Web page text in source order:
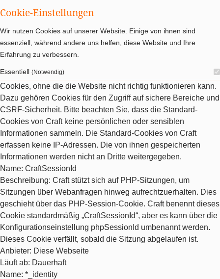
Cookie-Einstellungen
Wir nutzen Cookies auf unserer Website. Einige von ihnen sind
essenziell, während andere uns helfen, diese Website und Ihre
Erfahrung zu verbessern.
Essentiell (Notwendig)
Cookies, ohne die die Website nicht richtig funktionieren kann.
Dazu gehören Cookies für den Zugriff auf sichere Bereiche und
CSRF-Sicherheit. Bitte beachten Sie, dass die Standard-
Cookies von Craft keine persönlichen oder sensiblen
Informationen sammeln. Die Standard-Cookies von Craft
erfassen keine IP-Adressen. Die von ihnen gespeicherten
Informationen werden nicht an Dritte weitergegeben.
Name: CraftSessionId
Beschreibung: Craft stützt sich auf PHP-Sitzungen, um
Sitzungen über Webanfragen hinweg aufrechtzuerhalten. Dies
geschieht über das PHP-Session-Cookie. Craft benennt dieses
Cookie standardmäßig „CraftSessionId“, aber es kann über die
Konfigurationseinstellung phpSessionId umbenannt werden.
Dieses Cookie verfällt, sobald die Sitzung abgelaufen ist.
Anbieter: Diese Webseite
Läuft ab: Dauerhaft
Name: *_identity